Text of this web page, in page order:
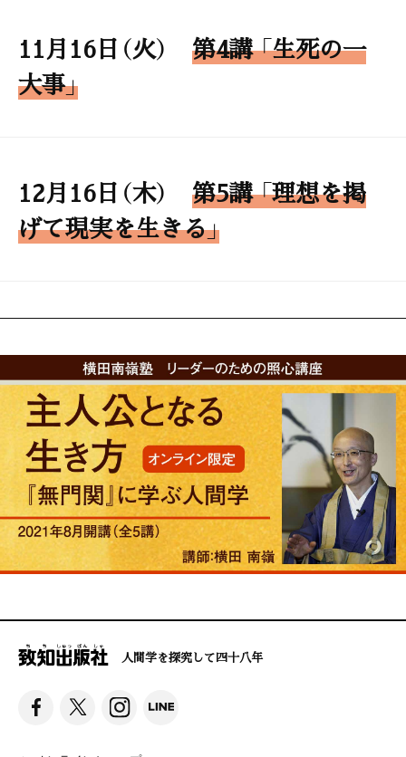
11月16日（火） 第4講 「生死の一
大事」
12月16日（木） 第5講 「理想を掲
げて現実を生きる」
人間学を探究して四十八年